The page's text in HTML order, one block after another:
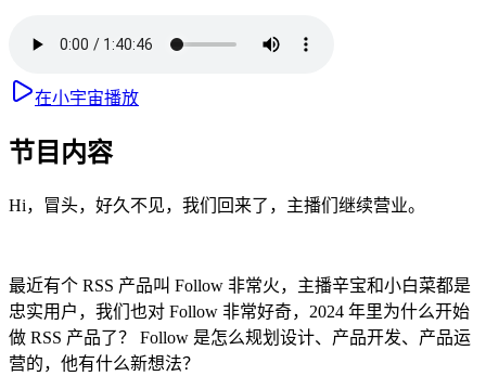
在小宇宙播放
节目内容
Hi，冒头，好久不见，我们回来了，主播们继续营业。
最近有个 RSS 产品叫 Follow 非常火，主播辛宝和小白菜都是
忠实用户，我们也对 Follow 非常好奇，2024 年里为什么开始
做 RSS 产品了？ Follow 是怎么规划设计、产品开发、产品运
营的，他有什么新想法？